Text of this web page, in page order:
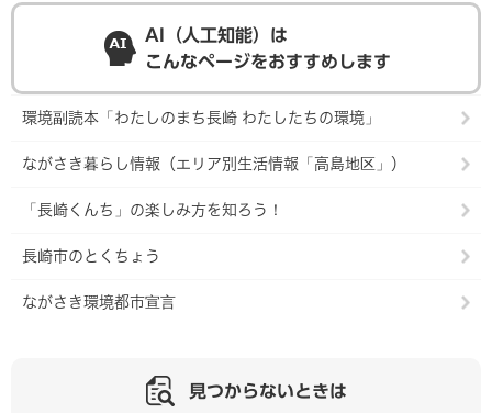
AI（人工知能）は
こんなページをおすすめします
環境副読本「わたしのまち長崎 わたしたちの環境」
ながさき暮らし情報（エリア別生活情報「高島地区」）
「長崎くんち」の楽しみ方を知ろう！
長崎市のとくちょう
ながさき環境都市宣言
見つからないときは